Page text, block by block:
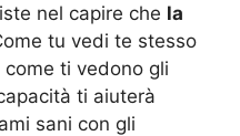
nel capire che la
tu vedi te stesso
ti vedono gli
ti aiuterà
sani con gli